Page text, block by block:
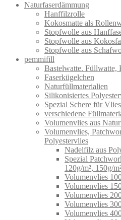
Naturfaserdämmung
Hanffilzrolle
Kokosmatte als
Stopfwolle aus
Stopfwolle aus
Stopfwolle aus
pemmifill
Bastelwatte. Füllwatte,
Faserkügelchen
Naturfüllmaterialien
Silikonisiertes
Spezial Schere für Vlies
verschiedene
Volumenvlies aus
Volumenvlies,
Polyestervlies
Nadelfilz aus
Spezial
120g/m², 150g/
Volumenvlies
Volumenvlies
Volumenvlies
Volumenvlies
Volumenvlies